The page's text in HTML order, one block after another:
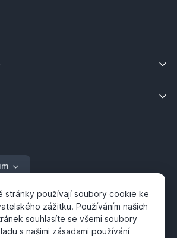
stránky používají soubory cookie ke
zážitku. Používáním našich
souhlasíte se všemi soubory
s našimi zásadami používání